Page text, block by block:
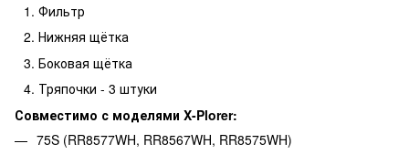
Фильтр
Нижняя щётка
Боковая щётка
Тряпочки - 3 штуки
Совместимо с моделями X-Plorer:
75S (RR8577WH, RR8567WH, RR8575WH)